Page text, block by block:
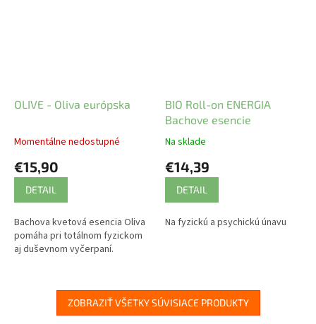
OLIVE - Oliva európska
Momentálne nedostupné
€15,90
DETAIL
Bachova kvetová esencia Oliva
pomáha pri totálnom fyzickom
aj duševnom vyčerpaní.
BIO Roll-on ENERGIA
Bachove esencie
Na sklade
€14,39
DETAIL
Na fyzickú a psychickú únavu
ZOBRAZIŤ VŠETKY SÚVISIACE PRODUKTY